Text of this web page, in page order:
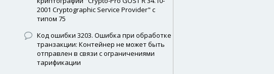
2001 Cryptographic Service Provider" с
типом 75
Код ошибки 3203. Ошибка при обработке
транзакции: Контейнер не может быть
отправлен в связи с ограничениями
тарификации